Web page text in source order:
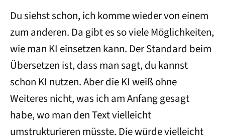
Du siehst schon, ich komme wieder von einem
zum anderen. Da gibt es so viele Möglichkeiten,
wie man KI einsetzen kann. Der Standard beim
Übersetzen ist, dass man sagt, du kannst
schon KI nutzen. Aber die KI weiß ohne
Weiteres nicht, was ich am Anfang gesagt
habe, wo man den Text vielleicht
umstrukturieren müsste. Die würde vielleicht